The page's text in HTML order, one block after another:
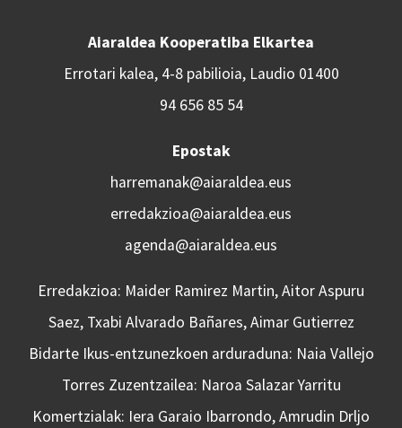
Aiaraldea Kooperatiba Elkartea
Errotari kalea, 4-8 pabilioia, Laudio 01400
94 656 85 54
Epostak
harremanak@aiaraldea.eus
erredakzioa@aiaraldea.eus
agenda@aiaraldea.eus
Erredakzioa: Maider Ramirez Martin, Aitor Aspuru
Saez, Txabi Alvarado Bañares, Aimar Gutierrez
Bidarte Ikus-entzunezkoen arduraduna: Naia Vallejo
Torres Zuzentzailea: Naroa Salazar Yarritu
Komertzialak: Iera Garaio Ibarrondo, Amrudin Drljo